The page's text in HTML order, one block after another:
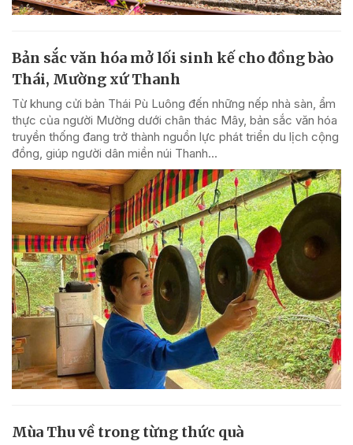
Bản sắc văn hóa mở lối sinh kế cho đồng bào
Thái, Mường xứ Thanh
Từ khung cửi bản Thái Pù Luông đến những nếp nhà sàn, ẩm
thực của người Mường dưới chân thác Mây, bản sắc văn hóa
truyền thống đang trở thành nguồn lực phát triển du lịch cộng
đồng, giúp người dân miền núi Thanh...
Mùa Thu về trong từng thức quà